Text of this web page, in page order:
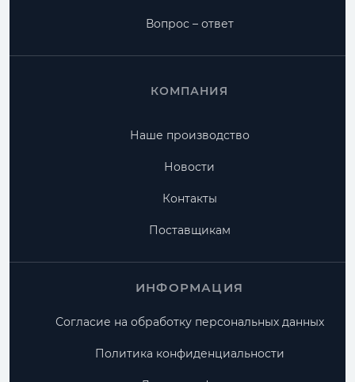
Вопрос – ответ
КОМПАНИЯ
Наше производство
Новости
Контакты
Поставщикам
ИНФОРМАЦИЯ
Согласие на обработку персональных данных
Политика конфиденциальности